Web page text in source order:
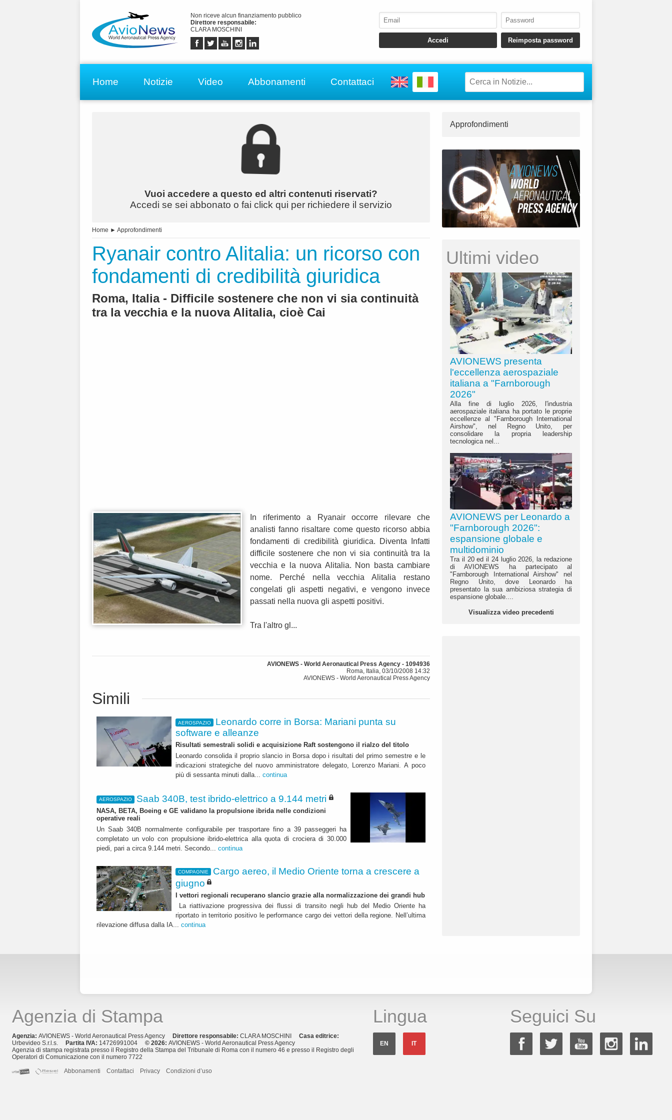
Non riceve alcun finanziamento pubblico
Direttore responsabile:
CLARA MOSCHINI
Home Notizie Video Abbonamenti Contattaci
Vuoi accedere a questo ed altri contenuti riservati?
Accedi se sei abbonato o fai click qui per richiedere il servizio
Home ► Approfondimenti
Ryanair contro Alitalia: un ricorso con
fondamenti di credibilità giuridica
Roma, Italia - Difficile sostenere che non vi sia continuità
tra la vecchia e la nuova Alitalia, cioè Cai
In riferimento a Ryanair occorre rilevare che
analisti fanno risaltare come questo ricorso abbia
fondamenti di credibilità giuridica. Diventa Infatti
difficile sostenere che non vi sia continuità tra la
vecchia e la nuova Alitalia. Non basta cambiare
nome. Perché nella vecchia Alitalia restano
congelati gli aspetti negativi, e vengono invece
passati nella nuova gli aspetti positivi.
Tra l'altro gl...
AVIONEWS - World Aeronautical Press Agency - 1094936
Roma, Italia, 03/10/2008 14:32
AVIONEWS - World Aeronautical Press Agency
Simili
AEROSPAZIO
Leonardo corre in Borsa: Mariani punta su
software e alleanze
Risultati semestrali solidi e acquisizione Raft sostengono il rialzo del titolo
Leonardo consolida il proprio slancio in Borsa dopo i risultati del primo semestre e le
indicazioni strategiche del nuovo amministratore delegato, Lorenzo Mariani. A poco
più di sessanta minuti dalla... continua
AEROSPAZIO Saab 340B, test ibrido-elettrico a 9.144 metri
NASA, BETA, Boeing e GE validano la propulsione ibrida nelle condizioni
operative reali
Un Saab 340B normalmente configurabile per trasportare fino a 39 passeggeri ha
completato un volo con propulsione ibrido-elettrica alla quota di crociera di 30.000
piedi, pari a circa 9.144 metri. Secondo... continua
COMPAGNIE
Cargo aereo, il Medio Oriente torna a crescere a
giugno
I vettori regionali recuperano slancio grazie alla normalizzazione dei grandi hub
La riattivazione progressiva dei flussi di transito negli hub del Medio Oriente ha
riportato in territorio positivo le performance cargo dei vettori della regione. Nell’ultima
rilevazione diffusa dalla IA... continua
Approfondimenti
Ultimi video
AVIONEWS presenta
l'eccellenza aerospaziale
italiana a "Farnborough
2026"
Alla fine di luglio 2026, l'industria
aerospaziale italiana ha portato le proprie
eccellenze al "Farnborough International
Airshow", nel Regno Unito, per
consolidare la propria leadership
tecnologica nel...
AVIONEWS per Leonardo a
"Farnborough 2026":
espansione globale e
multidominio
Tra il 20 ed il 24 luglio 2026, la redazione
di AVIONEWS ha partecipato al
"Farnborough International Airshow" nel
Regno Unito, dove Leonardo ha
presentato la sua ambiziosa strategia di
espansione globale....
Visualizza video precedenti
Agenzia di Stampa
Agenzia: AVIONEWS - World Aeronautical Press Agency Direttore responsabile: CLARA MOSCHINI Casa editrice:
Urbevideo S.r.l.s.
Partita IVA: 14726991004 © 2026: AVIONEWS - World Aeronautical Press Agency
Agenzia di stampa registrata presso il Registro della Stampa del Tribunale di Roma con il numero 46 e presso il Registro degli
Operatori di Comunicazione con il numero 7722
Abbonamenti
Contattaci Privacy Condizioni d’uso
Lingua
EN IT
Seguici Su